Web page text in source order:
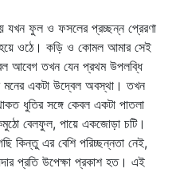
যখন ফুল ও ফসলের প্রচ্ছন্ন প্রেরণা
হয়ে ওঠে। কড়ি ও কোমল আমার সেই
আবেগ তখন যেন প্রথম উপলব্ধি
মনের একটা উদ্বেল অবস্থা। তখন
ধুতির সঙ্গে কেবল একটা পাতলা
বেলফুল, পায়ে একজোড়া চটি।
কিন্তু এর বেশি পরিচ্ছন্নতা নেই,
প্রতি উপেক্ষা প্রকাশ হত। এই